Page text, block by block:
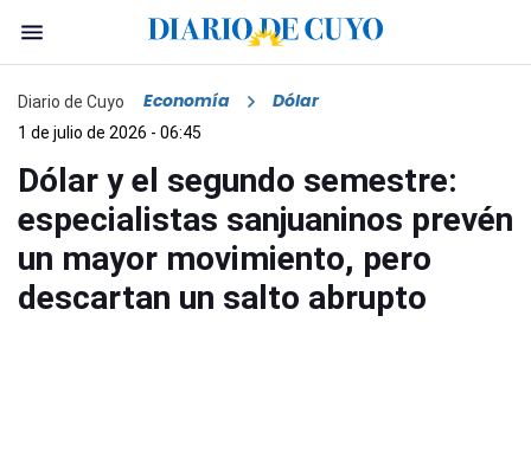
Diario de Cuyo Economía Dólar
1 de julio de 2026 - 06:45
Dólar y el segundo semestre:
especialistas sanjuaninos prevén
un mayor movimiento, pero
descartan un salto abrupto